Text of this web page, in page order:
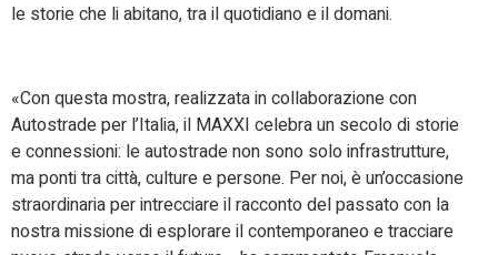
le storie che li abitano, tra il quotidiano e il domani.
«Con questa mostra, realizzata in collaborazione con
Autostrade per l’Italia, il MAXXI celebra un secolo di storie
e connessioni: le autostrade non sono solo infrastrutture,
ma ponti tra città, culture e persone. Per noi, è un’occasione
straordinaria per intrecciare il racconto del passato con la
nostra missione di esplorare il contemporaneo e tracciare